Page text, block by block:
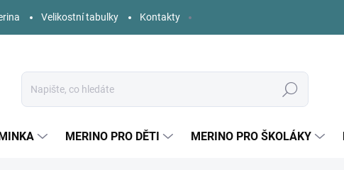
Velikostní tabulky Kontakty
Hledat
MERINO PRO DĚTI MERINO PRO ŠKOLÁKY